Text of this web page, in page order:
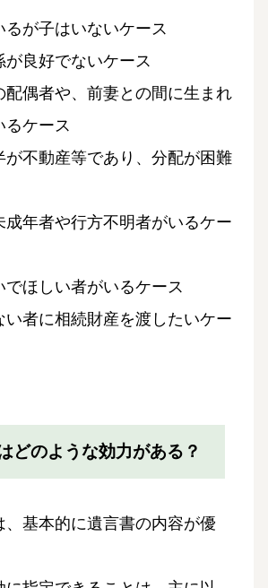
るが子はいないケース
が良好でないケース
配偶者や、前妻との間に生まれ
るケース
が不動産等であり、分配が困難
成年者や行方不明者がいるケー
でほしい者がいるケース
い者に相続財産を渡したいケー
どのような効力がある？
、基本的に遺言書の内容が優